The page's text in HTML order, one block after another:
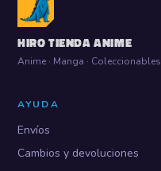
HIRO TIENDA ANIME
Anime · Manga · Coleccionables
AYUDA
Envíos
Cambios y devoluciones